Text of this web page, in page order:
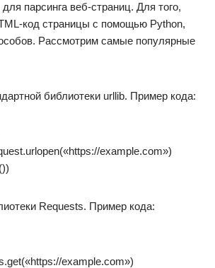
парсинга веб-страниц. Для того,
код страницы с помощью Python,
Рассмотрим самые популярные
библиотеки urllib. Пример кода:
example.com»)
Requests. Пример кода:
example.com»)